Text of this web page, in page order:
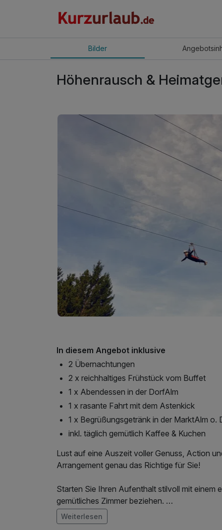
Bilder Angebot
Höhenrausch &
In diesem Angebot inklusive
2 Übernachtungen
2 x reichhaltiges Frühstück vom Buffet
1 x Abendessen in der DorfAlm
1 x rasante Fahrt mit dem Astenkick
1 x Begrüßungsgetränk in der MarktAlm o.
inkl. täglich gemütlich Kaffee & Kuchen
Lust auf eine Auszeit voller Genuss, Action
Arrangement genau das Richtige für Sie!
Starten Sie Ihren Aufenthalt stilvoll mit einem
gemütliches Zimmer beziehen.
Ankommen, Entspannen, Durchatmen!
Im Angebot enthalten
Weiterlesen